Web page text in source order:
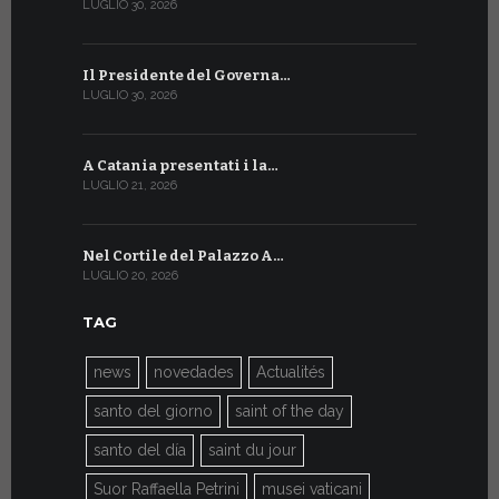
LUGLIO 30, 2026
Il Presidente del Governa…
LUGLIO 30, 2026
A Catania presentati i la…
LUGLIO 21, 2026
Nel Cortile del Palazzo A…
LUGLIO 20, 2026
TAG
news novedades Actualités
santo del giorno saint of the day
santo del día saint du jour
Suor Raffaella Petrini musei vaticani